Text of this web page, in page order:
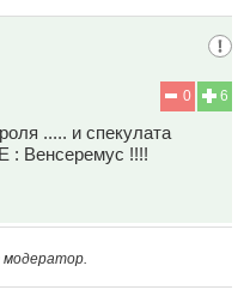
6
0
..... и спекулата
: Венсеремус !!!!
модератор.